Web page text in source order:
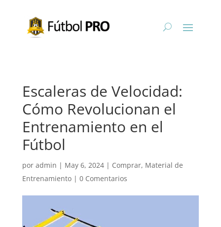
Escaleras de Velocidad:
Cómo Revolucionan el
Entrenamiento en el
Fútbol
por admin | May 6, 2024| Comprar, Material de
Entrenamiento| 0 Comentarios